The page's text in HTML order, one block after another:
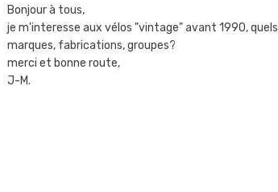
Bonjour à tous,
je m'interesse aux vélos "vintage" avant 1990,
marques, fabrications, groupes?
merci et bonne route,
J-M.